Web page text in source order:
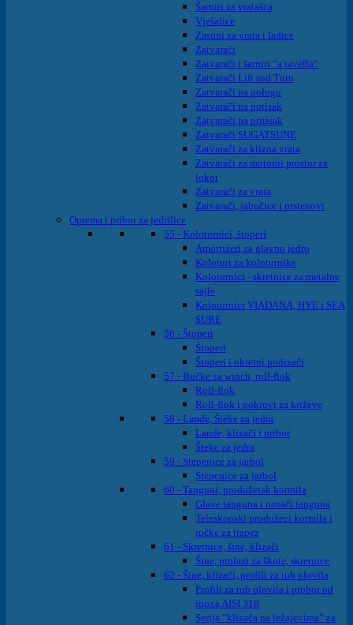
Šarniri za vratašca
Vješalice
Zasuni za vrata i ladice
Zatvarači
Zatvarači i šarniri “a tavella“
Zatvarači Lift snd Turn
Zatvarači na polugu
Zatvarači na potisak
Zatvarači na pritisak
Zatvarači SUGATSUNE
Zatvarači za klizna vrata
Zatvarači za motorni prostor za
lokot
Zatvarači za vrata
Zatvarači, jabučice i prstenovi
Oprema i pribor za jedrilice
55 - Koloturnici, štoperi
Amortizeri za glavno jedro
Koloturi za koloturnike
Koloturnici - skretnice za metalne
sajle
Koloturnici VIADANA, HYE i SEA
SURE
56 - Štoperi
Štoperi
Štoperi i okretni podizači
57 - Ručke za winch, roll-flok
Roll-flok
Roll-flok i pokrovi za križeve
58 - Lande, Šteke za jedra
Lande, klizači i pribor
Šteke za jedra
59 - Stepenice za jarbol
Stepenice za jarbol
60 - Tanguni, produžetak kormila
Glave tanguna i nosači tanguna
Teleskopski produžeci kormila i
ručke za trapez
61 - Skretnice, šine, klizači
Šine, prolazi za škote, skretnice
62 - Šine, klizači, profili za rub plovila
Profili za rub plovila i probor od
inoxa AISI 316
Serija “klizača na ležajevima” za